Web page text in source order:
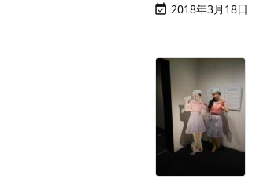
 2018年3月18日